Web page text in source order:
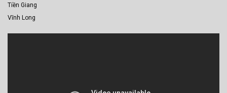
Tiền Giang
Vĩnh Long